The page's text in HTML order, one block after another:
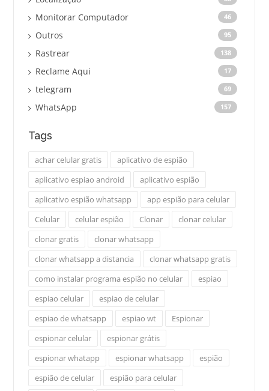
Monitorar Computador 46
Outros 95
Rastrear 138
Reclame Aqui 17
telegram 69
WhatsApp 157
Tags
achar celular gratis
aplicativo de espião
aplicativo espiao android
aplicativo espião
aplicativo espião whatsapp
app espião para celular
Celular
celular espião Clonar
clonar celular
clonar gratis
clonar whatsapp
clonar whatsapp a distancia
clonar whatsapp gratis
como instalar programa espião no celular
espiao
espiao celular
espiao de celular
espiao de whatsapp
espiao wt
Espionar
espionar celular
espionar grátis
espionar whatapp
espionar whatsapp
espião
espião de celular
espião para celular